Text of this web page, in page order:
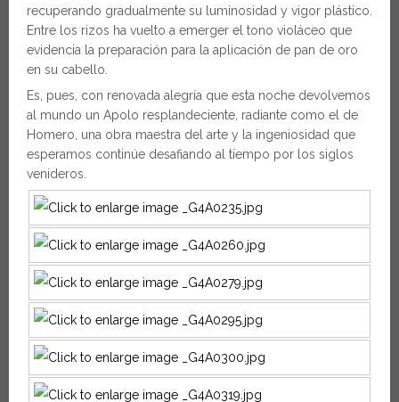
recuperando gradualmente su luminosidad y vigor plástico.
Entre los rizos ha vuelto a emerger el tono violáceo que
evidencia la preparación para la aplicación de pan de oro
en su cabello.
Es, pues, con renovada alegría que esta noche devolvemos
al mundo un Apolo resplandeciente, radiante como el de
Homero, una obra maestra del arte y la ingeniosidad que
esperamos continúe desafiando al tiempo por los siglos
venideros.